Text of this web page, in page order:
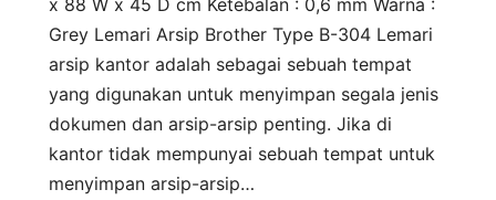
Grey Lemari Arsip Brother Type B-304 Lemari
arsip kantor adalah sebagai sebuah tempat
yang digunakan untuk menyimpan segala jenis
dokumen dan arsip-arsip penting. Jika di
kantor tidak mempunyai sebuah tempat untuk
menyimpan arsip-arsip…